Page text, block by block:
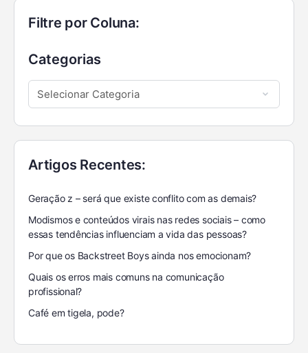
Filtre por Coluna:
Categorias
Artigos Recentes:
Geração z – será que existe conflito com as demais?
Modismos e conteúdos virais nas redes sociais – como
essas tendências influenciam a vida das pessoas?
Por que os Backstreet Boys ainda nos emocionam?
Quais os erros mais comuns na comunicação
profissional?
Café em tigela, pode?